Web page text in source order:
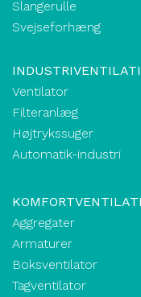
Slangerulle
Svejseforhæng
Ventilator
Filteranlæg
Højtrykssuger
Automatik-industri
Aggregater
Armaturer
Boksventilator
Tagventilator